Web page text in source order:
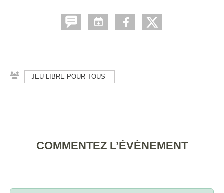
JEU LIBRE POUR TOUS
COMMENTEZ L’ÉVÈNEMENT